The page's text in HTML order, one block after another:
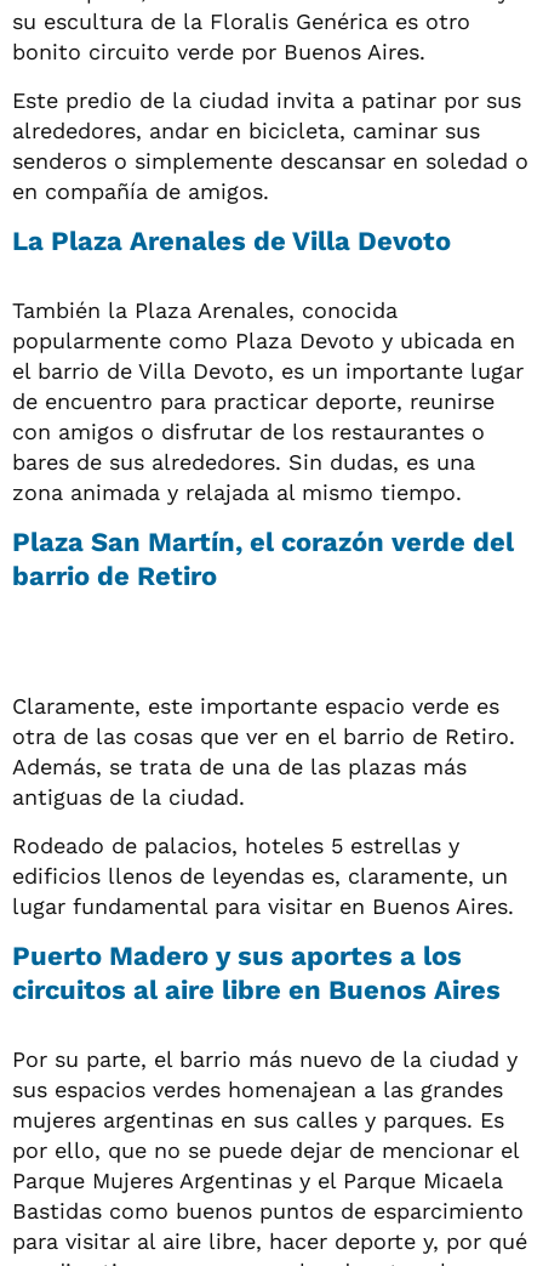
su escultura de la Floralis Genérica es otro
bonito circuito verde por Buenos Aires.
Este predio de la ciudad invita a patinar por sus
alrededores, andar en bicicleta, caminar sus
senderos o simplemente descansar en soledad o
en compañía de amigos.
La Plaza Arenales de Villa Devoto
También la Plaza Arenales, conocida
popularmente como Plaza Devoto y ubicada en
el barrio de Villa Devoto, es un importante lugar
de encuentro para practicar deporte, reunirse
con amigos o disfrutar de los restaurantes o
bares de sus alrededores. Sin dudas, es una
zona animada y relajada al mismo tiempo.
Plaza San Martín, el corazón verde del
barrio de Retiro
Claramente, este importante espacio verde es
otra de las cosas que ver en el barrio de Retiro.
Además, se trata de una de las plazas más
antiguas de la ciudad.
Rodeado de palacios, hoteles 5 estrellas y
edificios llenos de leyendas es, claramente, un
lugar fundamental para visitar en Buenos Aires.
Puerto Madero y sus aportes a los
circuitos al aire libre en Buenos Aires
Por su parte, el barrio más nuevo de la ciudad y
sus espacios verdes homenajean a las grandes
mujeres argentinas en sus calles y parques. Es
por ello, que no se puede dejar de mencionar el
Parque Mujeres Argentinas y el Parque Micaela
Bastidas como buenos puntos de esparcimiento
para visitar al aire libre, hacer deporte y, por qué